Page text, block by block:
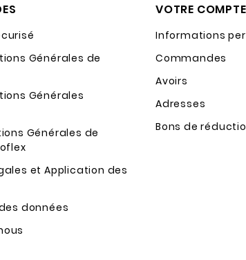
Générales de
Générales
Générales de
et Application des
données
VOTRE COMPTE
Informations
Commandes
Avoirs
Adresses
Bons de